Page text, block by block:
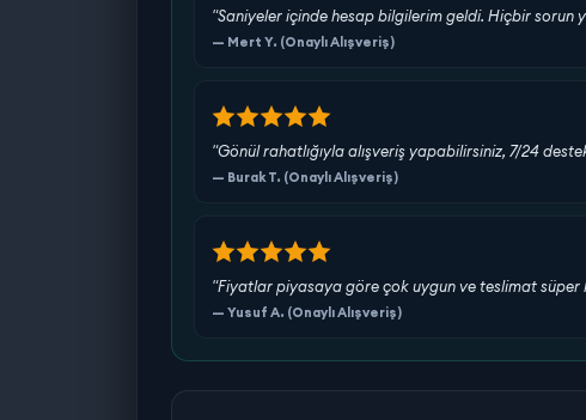
"Saniyeler içinde hesap bilgilerim geldi. Hiçbir sorun
— Mert Y. (Onaylı Alışveriş)
"Gönül rahatlığıyla alışveriş yapabilirsiniz, 7/24
— Burak T. (Onaylı Alışveriş)
"Fiyatlar piyasaya göre çok uygun ve teslimat süper
— Yusuf A. (Onaylı Alışveriş)